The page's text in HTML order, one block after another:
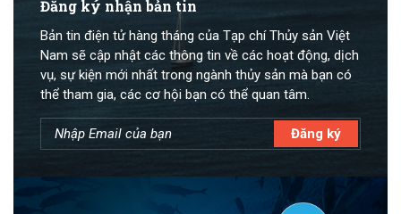
Đăng ký nhận bản tin
Bản tin điện tử hàng tháng của Tạp chí Thủy sản Việt
Nam sẽ cập nhật các thông tin về các hoạt động, dịch
vụ, sự kiện mới nhất trong ngành thủy sản mà bạn có
thể tham gia, các cơ hội bạn có thể quan tâm.